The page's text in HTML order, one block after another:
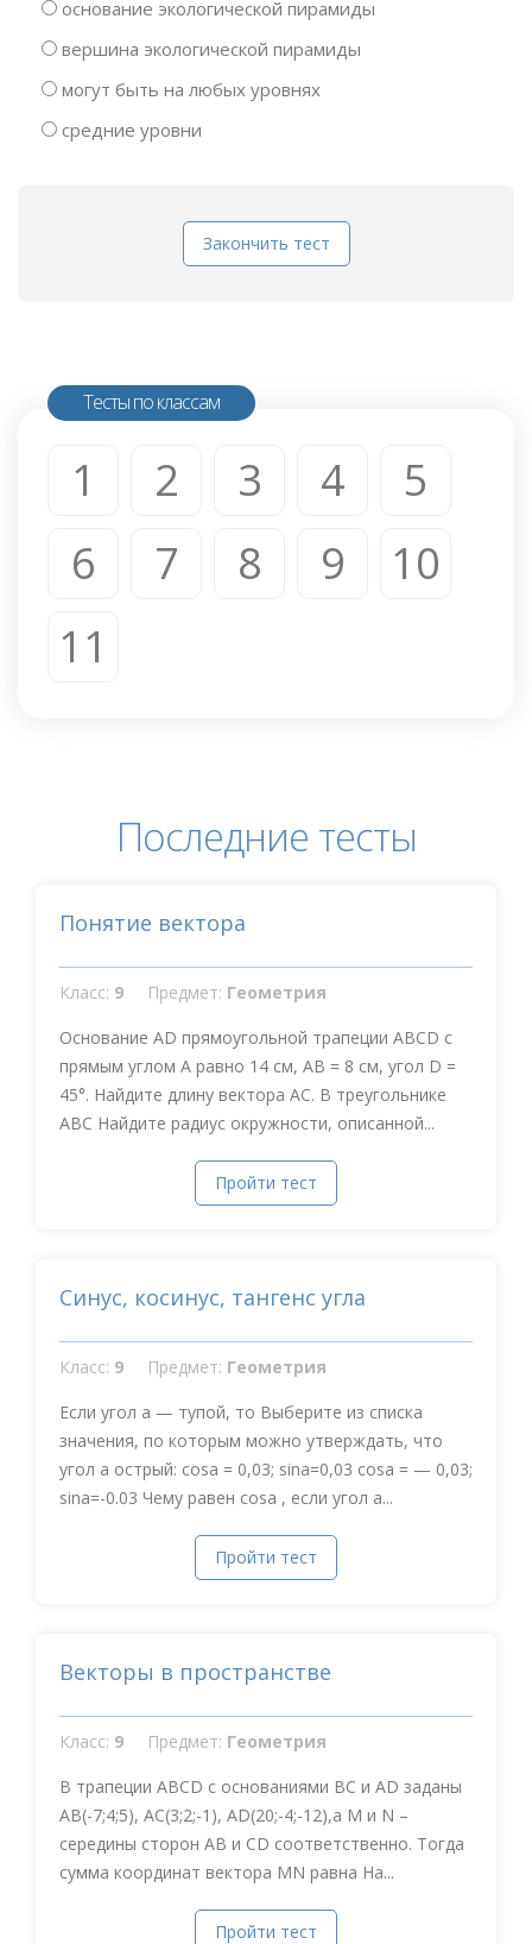
основание экологической пирамиды
вершина экологической пирамиды
могут быть на любых уровнях
средние уровни
Закончить тест
Тесты по классам
1 2 3 4
5
6
7 8 9
10
11
Последние тесты
Понятие вектора
Класс: 9 Предмет: Геометрия
Основание AD прямоугольной трапеции ABCD с
прямым углом А равно 14 см, АВ = 8 см, угол D =
45°. Найдите длину вектора АС. В треугольнике
АВС Найдите радиус окружности, описанной...
Пройти тест
Синус, косинус, тангенс угла
Класс: 9 Предмет: Геометрия
Если угол a — тупой, то Выберите из списка
значения, по которым можно утверждать, что
угол a острый: cosa = 0,03; sina=0,03 cosa = — 0,03;
sina=-0.03 Чему равен cosa , если угол a...
Пройти тест
Векторы в пространстве
Класс: 9 Предмет: Геометрия
В трапеции АВСD с основаниями ВС и АD заданы
AB(-7;4;5), AC(3;2;-1), AD(20;-4;-12),а М и N –
середины сторон АВ и СD соответственно. Тогда
сумма координат вектора MN равна На...
Пройти тест